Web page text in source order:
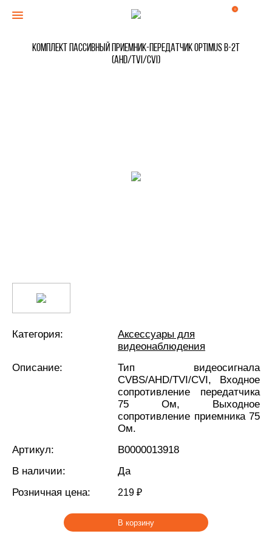
0
Комплект Пассивный приемник-передатчик Optimus B-2T
(AHD/TVI/CVI)
Категория:
Аксессуары для
видеонаблюдения
Описание:
Тип видеосигнала
CVBS/AHD/TVI/CVI, Входное
сопротивление передатчика
75 Ом, Выходное
сопротивление приемника 75
Ом.
Артикул:
В0000013918
В наличии:
Да
Розничная цена:
219 ₽
В корзину